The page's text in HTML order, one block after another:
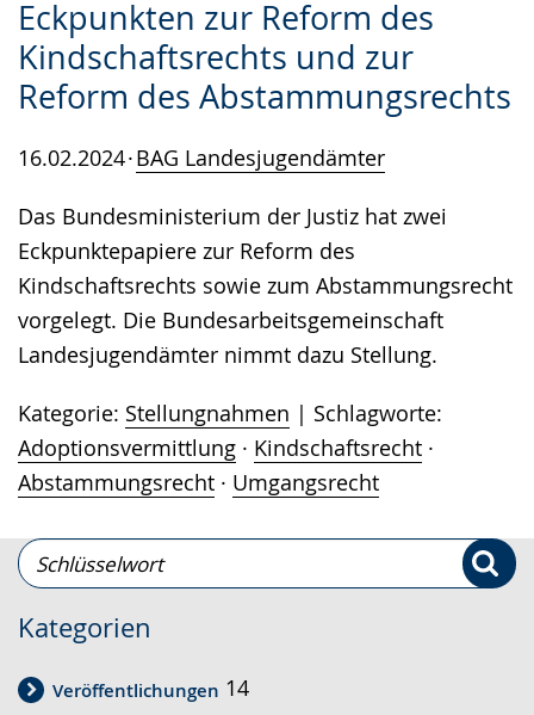
Eckpunkten zur Reform des
Kindschaftsrechts und zur
Reform des Abstammungsrechts
16.02.2024 BAG Landesjugendämter
Das Bundesministerium der Justiz hat zwei
Eckpunktepapiere zur Reform des
Kindschaftsrechts sowie zum Abstammungsrecht
vorgelegt. Die Bundesarbeitsgemeinschaft
Landesjugendämter nimmt dazu Stellung.
Kategorie: Stellungnahmen
Schlagworte:
Adoptionsvermittlung · Kindschaftsrecht ·
Abstammungsrecht · Umgangsrecht
Schlüsselwort-
Suche
Suchen
Kategorien
Veröffentlichungen 14